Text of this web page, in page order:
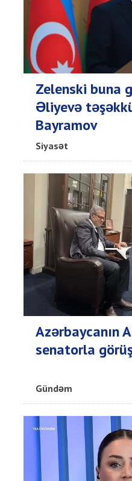
Zelenski buna
Əliyevə
Bayramov
Siyasət
Azərbaycanın
senatorla
Gündəm